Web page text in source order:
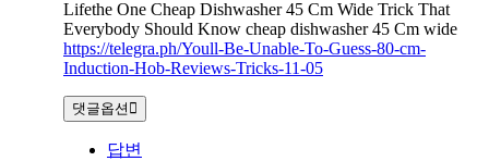
Lifethe One Cheap Dishwasher 45 Cm Wide Trick That
Everybody Should Know cheap dishwasher 45 Cm wide
https://telegra.ph/Youll-Be-Unable-To-Guess-80-cm-
Induction-Hob-Reviews-Tricks-11-05
댓글옵션
답변